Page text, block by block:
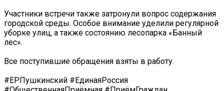
Участники встречи также затронули вопрос содержания
городской среды. Особое внимание уделили регулярной
уборке улиц, а также состоянию лесопарка «Банный
лес».
Все поступившие обращения взяты в работу.
#ЕРПушкинский #ЕдинаяРоссия